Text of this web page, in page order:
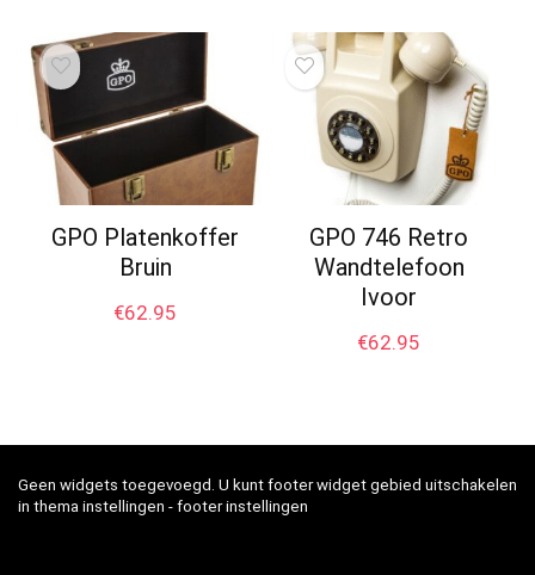
GPO Platenkoffer
Bruin
€62.95
GPO 746 Retro
Wandtelefoon
Ivoor
€62.95
Geen widgets toegevoegd. U kunt footer widget gebied uitschakelen
in thema instellingen - footer instellingen